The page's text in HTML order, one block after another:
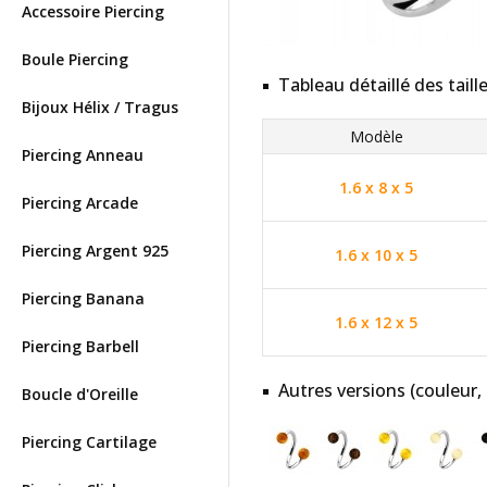
Accessoire Piercing
Boule Piercing
Bijoux Hélix / Tragus
Piercing Anneau
Piercing Arcade
Piercing Argent 925
Piercing Banana
Piercing Barbell
Boucle d'Oreille
Piercing Cartilage
Tableau détaillé des
Modèle
1.6 x 8 x 5
1.6 x 10 x 5
1.6 x 12 x 5
Autres versions